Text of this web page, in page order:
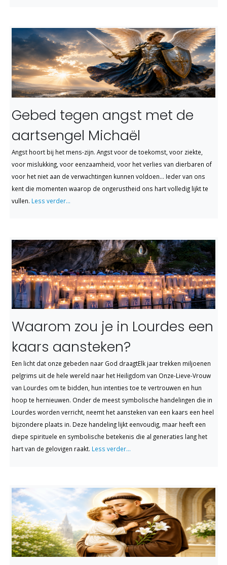
Gebed tegen angst met de
aartsengel Michaël
Angst hoort bij het mens-zijn. Angst voor de toekomst, voor ziekte,
voor mislukking, voor eenzaamheid, voor het verlies van dierbaren of
voor het niet aan de verwachtingen kunnen voldoen... Ieder van ons
kent die momenten waarop de ongerustheid ons hart volledig lijkt te
vullen. Less verder...
Waarom zou je in Lourdes een
kaars aansteken?
Een licht dat onze gebeden naar God draagtElk jaar trekken miljoenen
pelgrims uit de hele wereld naar het Heiligdom van Onze-Lieve-Vrouw
van Lourdes om te bidden, hun intenties toe te vertrouwen en hun
hoop te hernieuwen. Onder de meest symbolische handelingen die in
Lourdes worden verricht, neemt het aansteken van een kaars een heel
bijzondere plaats in. Deze handeling lijkt eenvoudig, maar heeft een
diepe spirituele en symbolische betekenis die al generaties lang het
hart van de gelovigen raakt. Less verder...